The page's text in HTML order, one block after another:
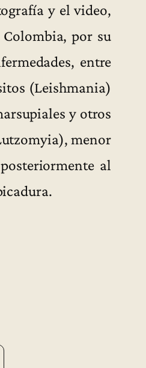
y el video,
Colombia, por su
entre
(Leishmania)
y otros
menor
al